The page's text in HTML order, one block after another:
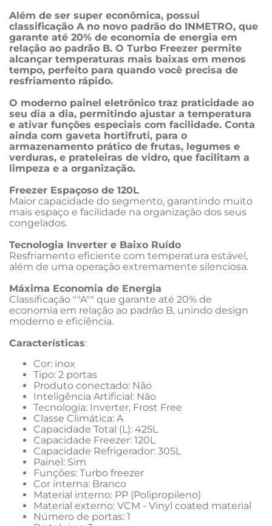
Além de ser super econômica, possui
classificação A no novo padrão do INMETRO, que
garante até 20% de economia de energia em
relação ao padrão B. O Turbo Freezer permite
alcançar temperaturas mais baixas em menos
tempo, perfeito para quando você precisa de
resfriamento rápido.
O moderno painel eletrônico traz praticidade ao
seu dia a dia, permitindo ajustar a temperatura
e ativar funções especiais com facilidade. Conta
ainda com gaveta hortifruti, para o
armazenamento prático de frutas, legumes e
verduras, e prateleiras de vidro, que facilitam a
limpeza e a organização.
Freezer Espaçoso de 120L
Maior capacidade do segmento, garantindo muito
mais espaço e facilidade na organização dos seus
congelados.
Tecnologia Inverter e Baixo Ruído
Resfriamento eficiente com temperatura estável,
além de uma operação extremamente silenciosa.
Máxima Economia de Energia
Classificação ""A"" que garante até 20% de
economia em relação ao padrão B, unindo design
moderno e eficiência.
Características:
Cor: inox
Tipo: 2 portas
Produto conectado: Não
Inteligência Artificial: Não
Tecnologia: Inverter, Frost Free
Classe Climática: A
Capacidade Total (L): 425L
Capacidade Freezer: 120L
Capacidade Refrigerador: 305L
Painel: Sim
Funções: Turbo freezer
Cor interna: Branco
Material interno: PP (Polipropileno)
Material externo: VCM - Vinyl coated material
Número de portas: 1